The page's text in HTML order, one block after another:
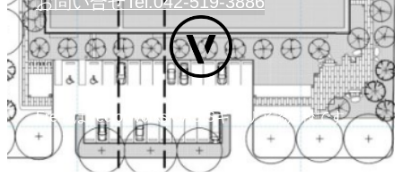
FrenzはVectorWorks OASISキャリア認定校です